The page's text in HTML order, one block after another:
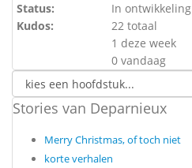
Status:
In ontwikkeling
Kudos:
22 totaal
1 deze week
0 vandaag
Stories van Deparnieux
Merry Christmas, of toch niet
korte verhalen